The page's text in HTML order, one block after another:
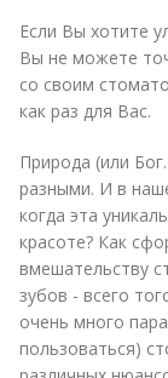
Если Вы хотите
Вы не можете
со своим
как раз для Вас.
Природа (или
разными. И в
когда эта
красоте? Как
вмешательству
зубов - всего
очень много
пользоваться)